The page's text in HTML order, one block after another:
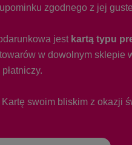
zgodnego z jej
jest kartą typu
w dowolnym sklepie
Kartę swoim bliskim z okazji